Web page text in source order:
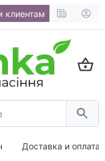
клиентам
Доставка и оплата